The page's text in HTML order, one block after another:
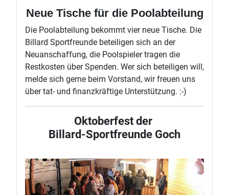
Neue Tische für die Poolabteilung
Die Poolabteilung bekommt vier neue Tische. Die
Billard Sportfreunde beteiligen sich an der
Neuanschaffung, die Poolspieler tragen die
Restkosten über Spenden. Wer sich beteiligen will,
melde sich gerne beim Vorstand, wir freuen uns
über tat- und finanzkräftige Unterstützung. :-)
Oktoberfest der
Billard-Sportfreunde Goch